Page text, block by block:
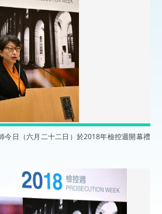
今日（六月二十二日）於2018年檢控週開幕禮